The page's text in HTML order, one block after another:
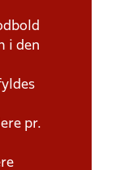
i den
pr.